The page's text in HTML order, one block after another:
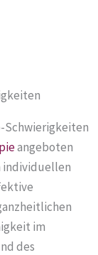
Schwierigkeiten
angeboten
individuellen
im
des